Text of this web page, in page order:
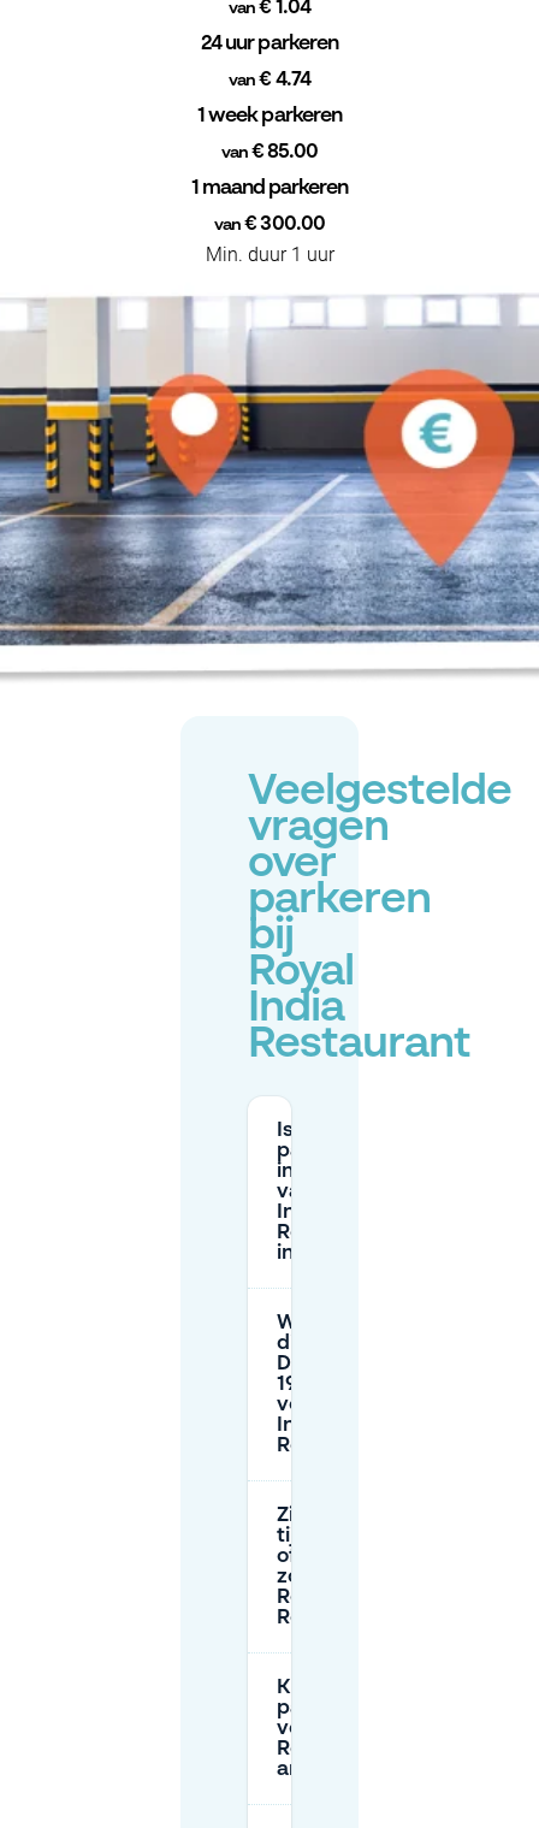
van € 1.04
24 uur parkeren
van € 4.74
1 week parkeren
van€ 85.00
1 maand parkeren
van € 300.00
Min. duur 1 uur
Veelgestelde
vragen
over
parkeren
bij
Royal
India
Restaurant
Is er gratis
parkeren
in de buurt
van Royal
India
Restaurant
in Gent?
Waar kan ik
dichtbij
Donkersteeg
19 parkeren
voor Royal
India
Restaurant?
Zijn er
tijdslimieten
of betaalde
zones rond
Royal India
Restaurant?
Kan ik mijn
parkeerreservering
voor Royal India
Restaurant
annuleren?